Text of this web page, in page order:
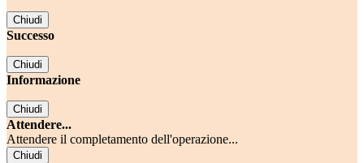
Chiudi
Successo
Chiudi
Informazione
Chiudi
Attendere...
Attendere il completamento dell'operazione...
Chiudi